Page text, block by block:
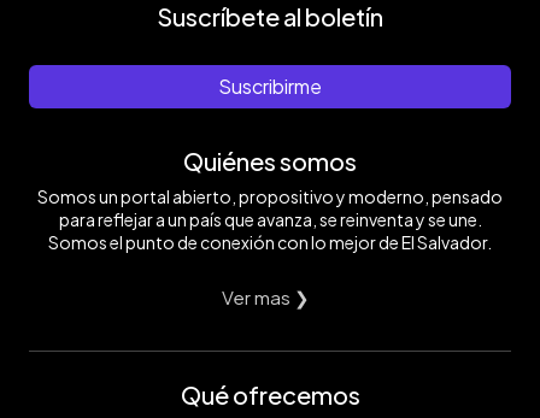
Suscríbete al boletín
Suscribirme
Quiénes somos
Somos un portal abierto, propositivo y moderno, pensado
para reflejar a un país que avanza, se reinventa y se une.
Somos el punto de conexión con lo mejor de El Salvador.
Ver mas ❯
Qué ofrecemos